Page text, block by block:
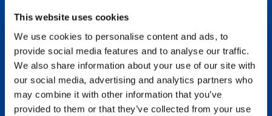
This website uses cookies
We use cookies to personalise content and ads, to
provide social media features and to analyse our traffic.
We also share information about your use of our site with
our social media, advertising and analytics partners who
may combine it with other information that you’ve
provided to them or that they’ve collected from your use
24 septembre 2026
La Casa de Mónico
C. de Cabeza de Manzaneda, 105, Moncloa –
Aravaca
28023 Madrid, Espagne
Gammes de produits présentées : grues.